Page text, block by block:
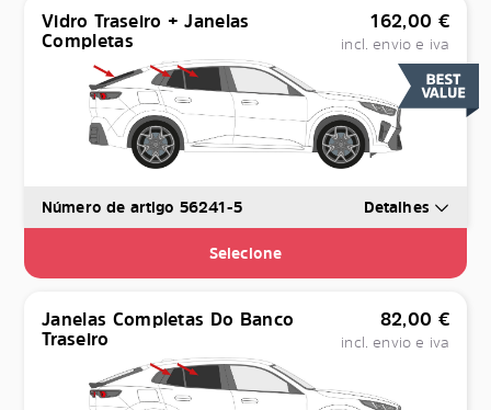
Vidro Traseiro + Janelas
Completas
162,00 €
incl. envio e iva
Número de artigo 56241-5 Detalhes
Selecione
Janelas Completas Do Banco
Traseiro
82,00 €
incl. envio e iva